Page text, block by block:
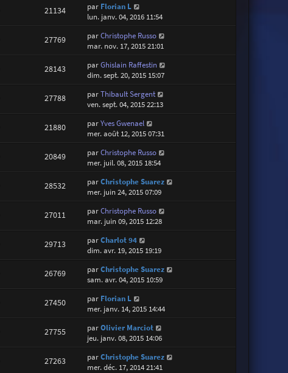
21134 par Florian L
lun. janv. 04, 2016 11:54
27769 parChristophe Russo
mar. nov. 17, 2015 21:01
28143 parGhislain Raffestin
dim. sept. 20, 2015 15:07
27788 parThibault Sergent
ven. sept. 04, 2015 22:13
21880 parYves Gwenael
mer. août 12, 2015 07:31
20849 parChristophe Russo
mer. juil. 08, 2015 18:54
28532 parChristophe Suarez
mer. juin 24, 2015 07:09
27011 parChristophe Russo
mar. juin 09, 2015 12:28
29713 parCharlot 94
dim. avr. 19, 2015 19:19
26769 parChristophe Suarez
sam. avr. 04, 2015 10:59
27450 par Florian L
mer. janv. 14, 2015 14:44
27755 parOlivier Marciot
jeu. janv. 08, 2015 14:06
27263 parChristophe Suarez
mer. déc. 17, 2014 21:41